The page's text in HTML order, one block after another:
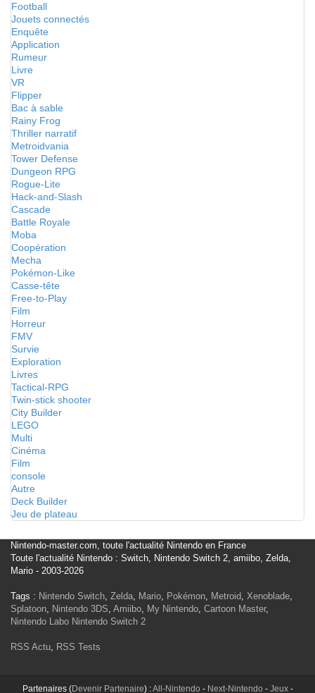
Football
Jouets connectés
Enquête
Application
Rumeur
Livre
VR
Flipper
Bac à sable
Rainy Frog
Thriller narratif
Metroidvania
Tower Defense
Dungeon RPG
Rogue-Lite
Hack-and-Slash
Cascade
Battle Royale
Moba
Coopération
Mecha
Pokémon-Like
Casse-tête
Free-to-Play
Film
Horreur
FMV
Survie
Exploration
Livres
Tactical-RPG
Twin-stick shooter
City Builder
LEGO
Multi
Cinéma
Film
console
Autre
Deck Builder
Jeu de plateau
Nintendo-master.com, toute l'actualité Nintendo en France
Toute l'actualité Nintendo : Switch, Nintendo Switch 2, amiibo, Zelda,
Mario - 2003-2026
Tags : Nintendo Switch, Zelda, Mario, Pokémon, Metroid, Xenoblade,
Splatoon, Nintendo 3DS, Amiibo, My Nintendo, Cartoon Master,
Nintendo Labo Nintendo Switch 2
RSS Actu, RSS Tests
Partenaires (Devenir Partenaire) :All-Nintendo - Next-Nintendo - Jeux-